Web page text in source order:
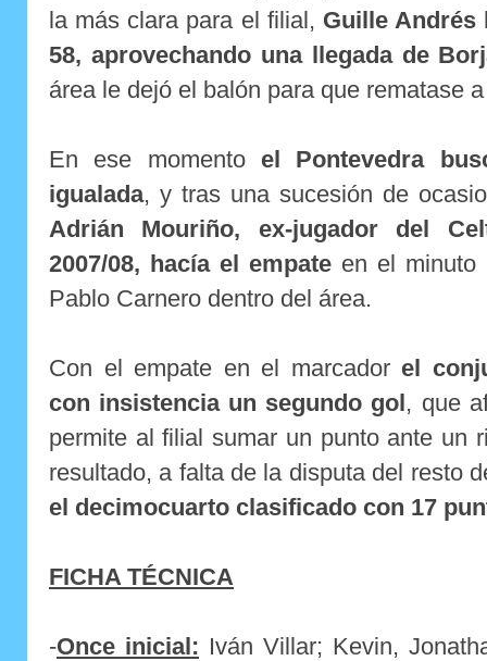
la más clara para el filial, Guille Andrés
58, aprovechando una llegada de
área le dejó el balón para que rematase
En ese momento el Pontevedra
igualada, y tras una sucesión de
Adrián Mouriño, ex-jugador del
2007/08, hacía el empate en el minuto
Pablo Carnero dentro del área.
Con el empate en el marcador el
con insistencia un segundo gol , que
permite al filial sumar un punto ante un
resultado, a falta de la disputa del resto
el decimocuarto clasificado con 17
FICHA TÉCNICA
-Once inicial: Iván Villar; Kevin,